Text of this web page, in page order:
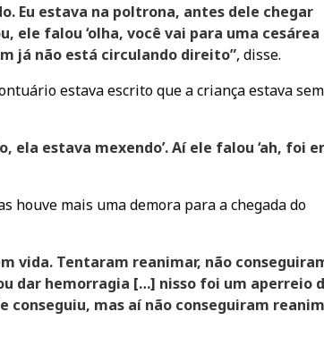
Eu estava na poltrona, antes dele chegar
ele falou ‘olha, você vai para uma cesárea
já não está circulando direito”, disse.
estava escrito que a criança estava sem
ela estava mexendo’. Aí ele falou ‘ah, foi
houve mais uma demora para a chegada do
vida. Tentaram reanimar, não
dar hemorragia […] nisso foi um aperreio
conseguiu, mas aí não conseguiram